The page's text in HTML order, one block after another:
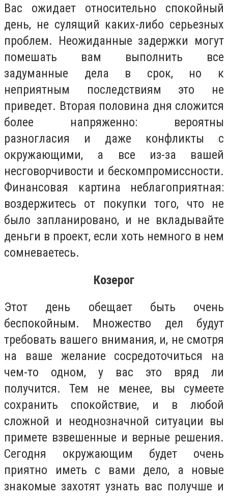
Вас ожидает относительно спокойный
день, не сулящий каких-либо серьезных
проблем. Неожиданные задержки могут
помешать вам выполнить все
задуманные дела в срок, но к
неприятным последствиям это не
приведет. Вторая половина дня сложится
более напряженно: вероятны
разногласия и даже конфликты с
окружающими, а все из-за вашей
несговорчивости и бескомпромиссности.
Финансовая картина неблагоприятная:
воздержитесь от покупки того, что не
было запланировано, и не вкладывайте
деньги в проект, если хоть немного в нем
сомневаетесь.
Козерог
Этот день обещает быть очень
беспокойным. Множество дел будут
требовать вашего внимания, и, не смотря
на ваше желание сосредоточиться на
чем-то одном, у вас это вряд ли
получится. Тем не менее, вы сумеете
сохранить спокойствие, и в любой
сложной и неоднозначной ситуации вы
примете взвешенные и верные решения.
Сегодня окружающим будет очень
приятно иметь с вами дело, а новые
знакомые захотят узнать вас получше и